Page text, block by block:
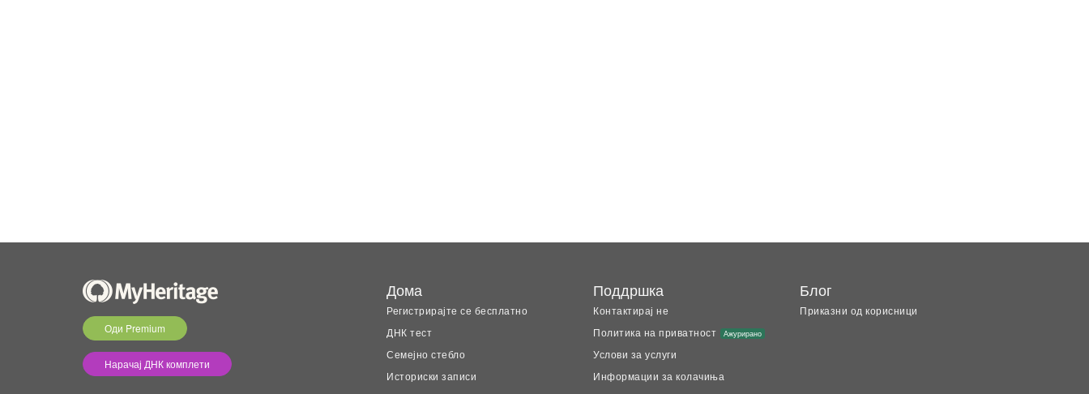
Оди Premium
Нарачај ДНК комплети
Дома
Регистрирајте се бесплатно
ДНК тест
Семејно стебло
Историски записи
Поддршка
Контактирај не
Политика на приватност
Ажурирано
Услови за услуги
Информации за колачиња
Блог
Приказни од корисници